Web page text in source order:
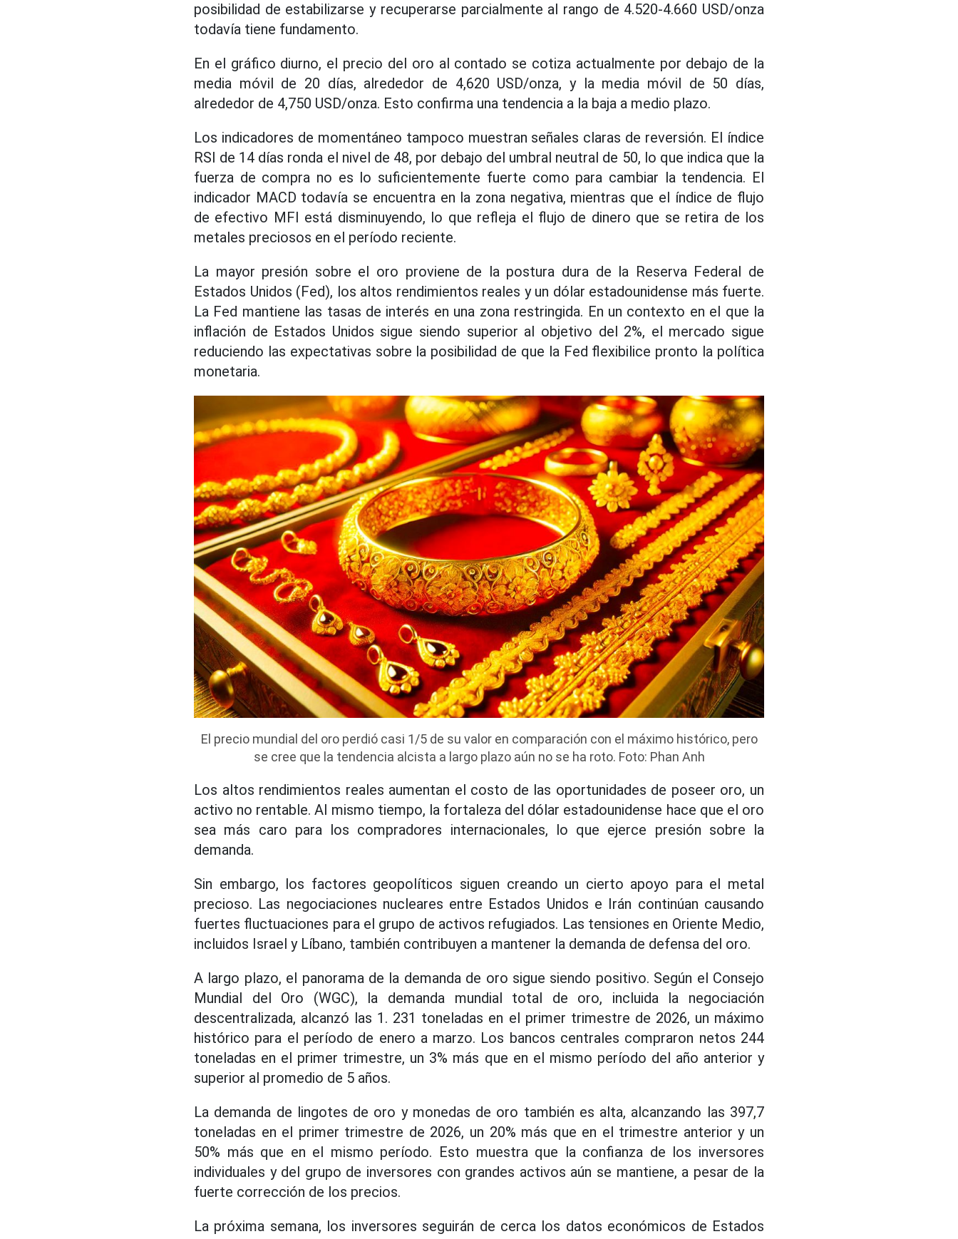
posibilidad de estabilizarse y recuperarse parcialmente al rango de 4.520-4.660 USD/onza
todavía tiene fundamento.
En el gráfico diurno, el precio del oro al contado se cotiza actualmente por debajo de la
media móvil de 20 días, alrededor de 4,620 USD/onza, y la media móvil de 50 días,
alrededor de 4,750 USD/onza. Esto confirma una tendencia a la baja a medio plazo.
Los indicadores de momentáneo tampoco muestran señales claras de reversión. El índice
RSI de 14 días ronda el nivel de 48, por debajo del umbral neutral de 50, lo que indica que la
fuerza de compra no es lo suficientemente fuerte como para cambiar la tendencia. El
indicador MACD todavía se encuentra en la zona negativa, mientras que el índice de flujo
de efectivo MFI está disminuyendo, lo que refleja el flujo de dinero que se retira de los
metales preciosos en el período reciente.
La mayor presión sobre el oro proviene de la postura dura de la Reserva Federal de
Estados Unidos (Fed), los altos rendimientos reales y un dólar estadounidense más fuerte.
La Fed mantiene las tasas de interés en una zona restringida. En un contexto en el que la
inflación de Estados Unidos sigue siendo superior al objetivo del 2%, el mercado sigue
reduciendo las expectativas sobre la posibilidad de que la Fed flexibilice pronto la política
monetaria.
El precio mundial del oro perdió casi 1/5 de su valor en comparación con el máximo histórico, pero
se cree que la tendencia alcista a largo plazo aún no se ha roto. Foto: Phan Anh
Los altos rendimientos reales aumentan el costo de las oportunidades de poseer oro, un
activo no rentable. Al mismo tiempo, la fortaleza del dólar estadounidense hace que el oro
sea más caro para los compradores internacionales, lo que ejerce presión sobre la
demanda.
Sin embargo, los factores geopolíticos siguen creando un cierto apoyo para el metal
precioso. Las negociaciones nucleares entre Estados Unidos e Irán continúan causando
fuertes fluctuaciones para el grupo de activos refugiados. Las tensiones en Oriente Medio,
incluidos Israel y Líbano, también contribuyen a mantener la demanda de defensa del oro.
A largo plazo, el panorama de la demanda de oro sigue siendo positivo. Según el Consejo
Mundial del Oro (WGC), la demanda mundial total de oro, incluida la negociación
descentralizada, alcanzó las 1. 231 toneladas en el primer trimestre de 2026, un máximo
histórico para el período de enero a marzo. Los bancos centrales compraron netos 244
toneladas en el primer trimestre, un 3% más que en el mismo período del año anterior y
superior al promedio de 5 años.
La demanda de lingotes de oro y monedas de oro también es alta, alcanzando las 397,7
toneladas en el primer trimestre de 2026, un 20% más que en el trimestre anterior y un
50% más que en el mismo período. Esto muestra que la confianza de los inversores
individuales y del grupo de inversores con grandes activos aún se mantiene, a pesar de la
fuerte corrección de los precios.
La próxima semana, los inversores seguirán de cerca los datos económicos de Estados